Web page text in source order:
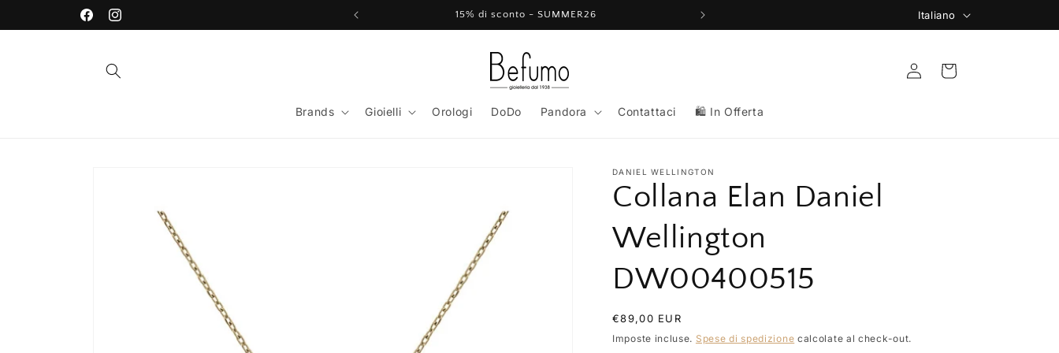
direttamente
ai contenuti
FacebookInstagram
15% di sconto - SUMMER26 🚚 Spedizione Gratuita da 149€
i
n
g
Italiano
Brands Gioielli Orologi DoDo Pandora Contattaci 🛍️ In Offerta
Accedi Carrello
DANIEL WELLINGTON
Collana Elan Daniel
Wellington
DW00400515
Prezzo
di
listino
€89,00 EUR
Imposte incluse. Spese di spedizione calcolate al check-out.